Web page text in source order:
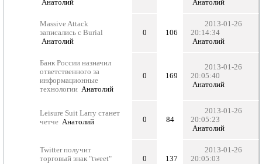
Анатолий
Анатолий
Massive Attack
записались с Burial
Анатолий
0 106
2013-01-26
20:14:34
Анатолий
Банк России назначил
ответственного за
информационные
технологии Анатолий
0 169
2013-01-26
20:05:40
Анатолий
Leisure Suit Larry станет
четче Анатолий 0 84
2013-01-26
20:05:23
Анатолий
Twitter получит
торговый знак "tweet"
0 137
2013-01-26
20:05:03